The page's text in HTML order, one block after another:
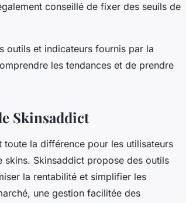
conseillé de fixer des seuils de
outils et indicateurs fournis par la
les tendances et de prendre
Skinsaddict
la différence pour les utilisateurs
Skinsaddict propose des outils
la rentabilité et simplifier les
une gestion facilitée des